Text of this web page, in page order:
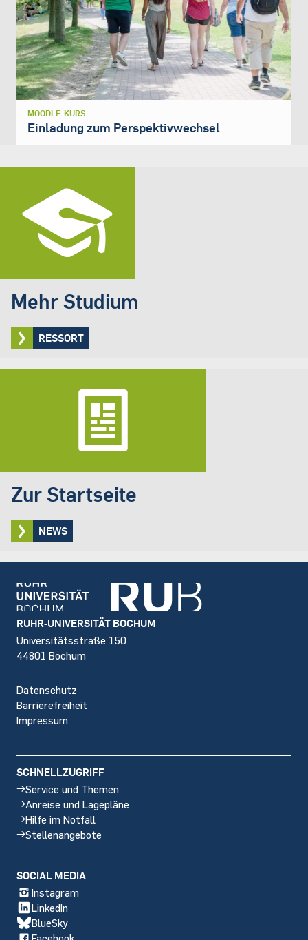
MOODLE-KURS
Einladung zum Perspektivwechsel
Mehr Studium
RESSORT
Zur Startseite
NEWS
Footer
RUHR-UNIVERSITÄT BOCHUM
Universitätsstraße 150
44801 Bochum
Datenschutz
Barrierefreiheit
Impressum
SCHNELLZUGRIFF
Service und Themen
Anreise und Lagepläne
Hilfe im Notfall
Stellenangebote
SOCIAL MEDIA
Instagram
LinkedIn
BlueSky
Facebook